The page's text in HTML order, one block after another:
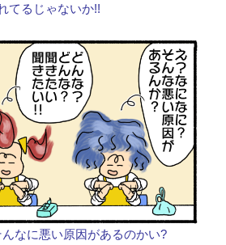
てるじゃないか!!
なに悪い原因があるのかい?